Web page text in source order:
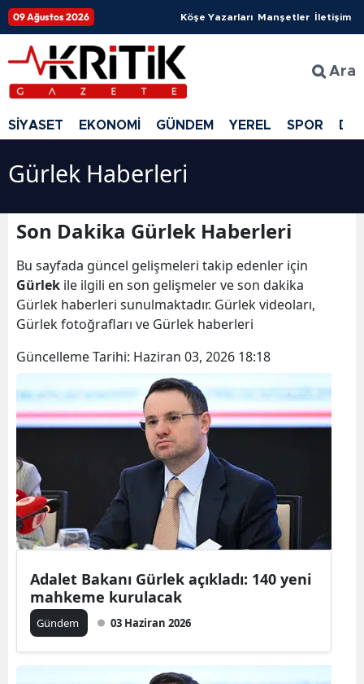
09 Ağustos 2026 Köşe Yazarları Manşetler İletişim
Ara
SİYASET EKONOMİ GÜNDEM YEREL SPOR
Gürlek Haberleri
Son Dakika Gürlek Haberleri
Bu sayfada güncel gelişmeleri takip edenler için
Gürlek ile ilgili en son gelişmeler ve son dakika
Gürlek haberleri sunulmaktadır. Gürlek videoları,
Gürlek fotoğrafları ve Gürlek haberleri
Güncelleme Tarihi: Haziran 03, 2026 18:18
Adalet Bakanı Gürlek açıkladı: 140 yeni
mahkeme kurulacak
Gündem 03 Haziran 2026